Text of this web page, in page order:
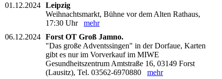
01.12.2024 Leipzig
Weihnachtsmarkt, Bühne vor dem Alten Rathaus,
17:30 Uhr mehr
06.12.2024 Forst OT Groß Jamno.
"Das große Adventssingen" in der Dorfaue, Karten
gibt es nur im Vorverkauf im MIWE
Gesundheitszentrum Amtstraße 16, 03149 Forst
(Lausitz), Tel. 03562-6970880 mehr